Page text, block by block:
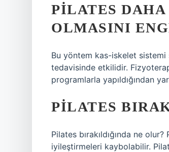
PILATES
OLMASINI
Bu yöntem kas-iskelet sistemi
tedavisinde etkilidir.
programlarla yapıldığından
PILATES
Pilates bırakıldığında ne
iyileştirmeleri kaybolabilir.